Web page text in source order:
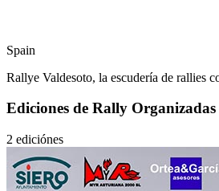
Spain
Rallye Valdesoto, la escudería de rallies
Ediciones de Rally Organizadas
2 ediciónes